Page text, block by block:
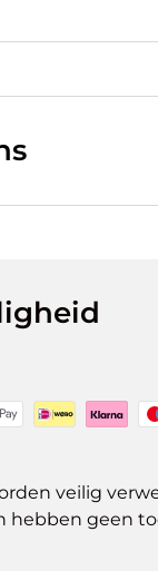
veilig
hebben geen